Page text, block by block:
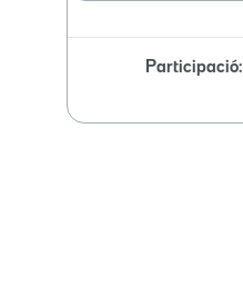
Participació: